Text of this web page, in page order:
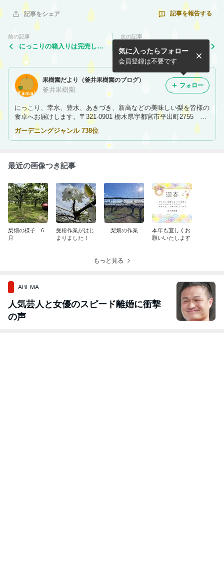
記事をシェア 記事を報告する
前の記事
にっこりの箱入りは完売しま
した！バラ売りも間もなく終
了となります。
次の記事
お歳暮の予約は11月中旬ま
でです！
果樹園だより（釜井果樹園のブログ）
釜井果樹園
にっこり、幸水、豊水、あきづき、新高などの美味しい梨を皆様の
食卓へお届けします。〒321-0901 栃木県宇都宮市平出町2755 釜
井果樹園（釜井梨園）
気に入ったらフォロー
会員登録は不要です
フォロー
ガーデニングジャンル 738位
最近の画像つき記事
梨畑の様子 6
月
受粉作業がはじ
まりました！
梨畑の作業
本年も宜しくお
願いいたします
もっと見る
ABEMA
人気芸人と女優のスピード離婚に衝撃
の声